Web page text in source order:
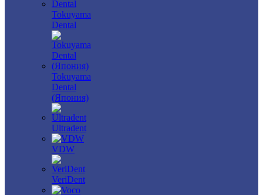
Tokuyama
Dental
Tokuyama
Dental
(Япония)
Ultradent
VDW
VeriDent